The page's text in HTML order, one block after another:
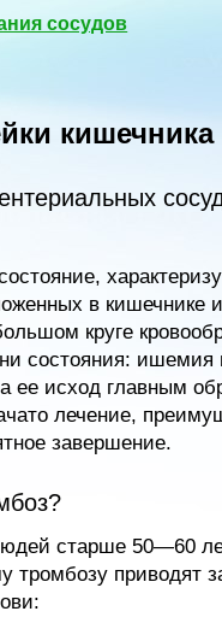
сосудов
кишечника
в
круге
состояния: ишемия
ее исход главным
лечение,
завершение.
старше 50—60
приводят